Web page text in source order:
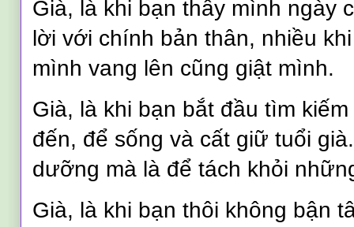
Già, là khi bạn thấy mình ngày
lời với chính bản thân, nhiều
mình vang lên cũng giật mình.
Già, là khi bạn bắt đầu tìm
đến, để sống và cất giữ tuổi
dưỡng mà là để tách khỏi
Già, là khi bạn thôi không bận